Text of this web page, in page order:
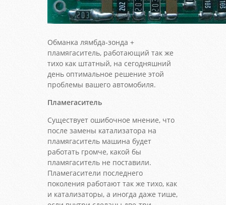
Обманка лямбда-зонда +
пламягаситель, работающий так же
тихо как штатный, на сегодняшний
день оптимальное решение этой
проблемы вашего автомобиля.
Пламегаситель
Существует ошибочное мнение, что
после замены катализатора на
пламягаситель машина будет
работать громче, какой бы
пламягаситель не поставили.
Пламегасители последнего
поколения работают так же тихо, как
и катализаторы, а иногда даже тише,